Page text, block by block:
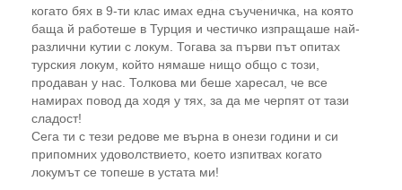
когато бях в 9-ти клас имах една съученичка, на която
баща й работеше в Турция и честичко изпращаше най-
различни кутии с локум. Тогава за първи път опитах
турския локум, който нямаше нищо общо с този,
продаван у нас. Толкова ми беше харесал, че все
намирах повод да ходя у тях, за да ме черпят от тази
сладост!
Сега ти с тези редове ме върна в онези години и си
припомних удоволствието, което изпитвах когато
локумът се топеше в устата ми!